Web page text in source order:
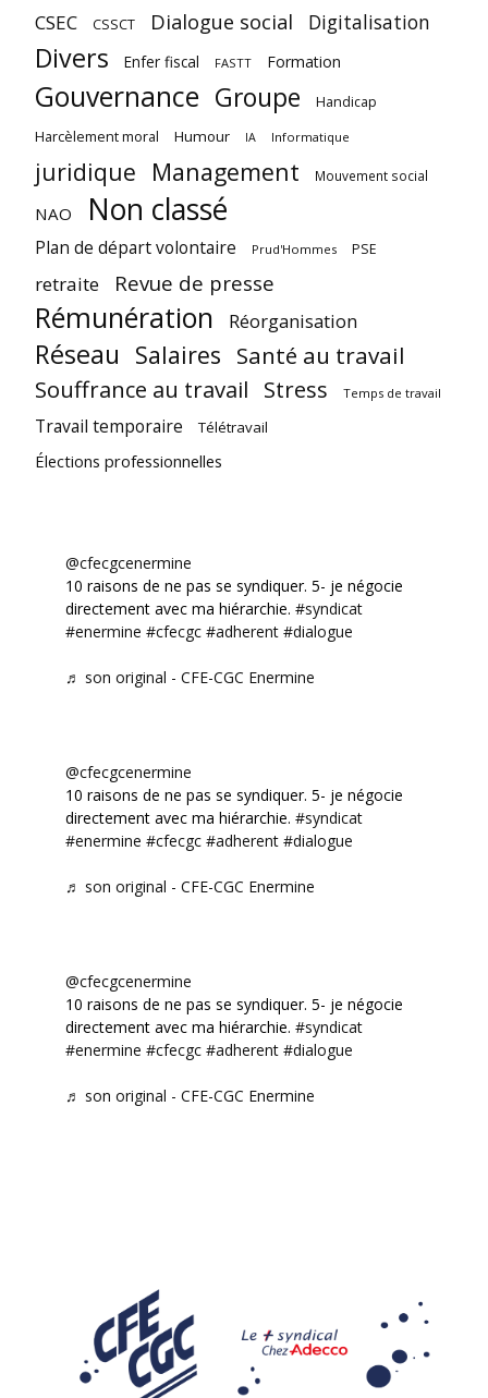
CSEC CSSCT Dialogue social Digitalisation
Divers Enfer fiscal FASTT Formation
Gouvernance Groupe Handicap
Harcèlement moral Humour IA Informatique
juridique Management Mouvement social
NAO Non classé
Plan de départ volontaire Prud'Hommes PSE
retraite Revue de presse
Rémunération Réorganisation
Réseau Salaires Santé au travail
Souffrance au travail Stress Temps de travail
Travail temporaire Télétravail
Élections professionnelles
@cfecgcenermine
10 raisons de ne pas se syndiquer. 5- je négocie
directement avec ma hiérarchie. #syndicat
#enermine #cfecgc #adherent #dialogue
♬ son original - CFE-CGC Enermine
@cfecgcenermine
10 raisons de ne pas se syndiquer. 5- je négocie
directement avec ma hiérarchie. #syndicat
#enermine #cfecgc #adherent #dialogue
♬ son original - CFE-CGC Enermine
@cfecgcenermine
10 raisons de ne pas se syndiquer. 5- je négocie
directement avec ma hiérarchie. #syndicat
#enermine #cfecgc #adherent #dialogue
♬ son original - CFE-CGC Enermine